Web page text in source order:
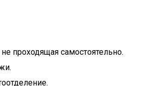
проходящая самостоятельно.